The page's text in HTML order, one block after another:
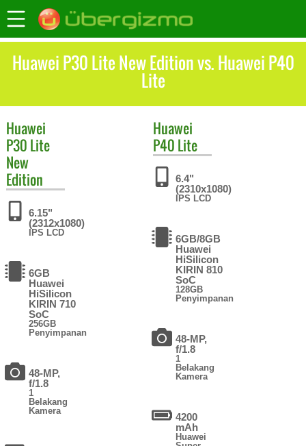
Huawei P30 Lite New Edition vs. Huawei P40
Lite
Huawei
P30 Lite
New
Edition
6.15"
(2312x1080)
IPS LCD
6GB
Huawei
HiSilicon
KIRIN 710
SoC
256GB
Penyimpanan
48-MP,
f/1.8
1
Belakang
Kamera
Huawei
P40 Lite
6.4"
(2310x1080)
IPS LCD
6GB/8GB
Huawei
HiSilicon
KIRIN 810
SoC
128GB
Penyimpanan
48-MP,
f/1.8
1
Belakang
Kamera
4200
mAh
Huawei